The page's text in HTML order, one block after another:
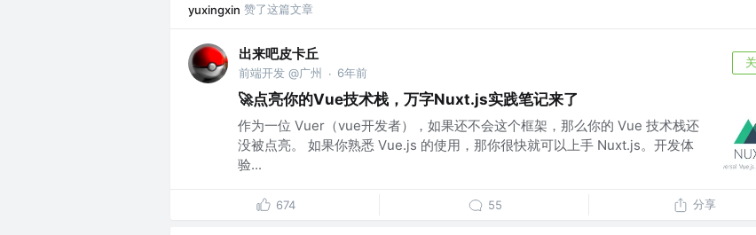
yuxingxin 赞了这篇文章
出来吧皮卡丘
前端开发 @广州 · 6年前
🚀点亮你的Vue技术栈，万字Nuxt.js实践笔记来了
作为一位 Vuer（vue开发者），如果还不会这个框架，那么你的 Vue 技术栈还
没被点亮。 如果你熟悉 Vue.js 的使用，那你很快就可以上手 Nuxt.js。开发体
验...
674 55 分享